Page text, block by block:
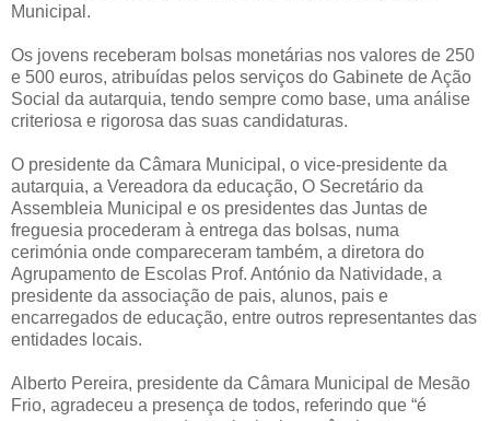
Municipal.
Os jovens receberam bolsas monetárias nos valores de 250
e 500 euros, atribuídas pelos serviços do Gabinete de Ação
Social da autarquia, tendo sempre como base, uma análise
criteriosa e rigorosa das suas candidaturas.
O presidente da Câmara Municipal, o vice-presidente da
autarquia, a Vereadora da educação, O Secretário da
Assembleia Municipal e os presidentes das Juntas de
freguesia procederam à entrega das bolsas, numa
cerimónia onde compareceram também, a diretora do
Agrupamento de Escolas Prof. António da Natividade, a
presidente da associação de pais, alunos, pais e
encarregados de educação, entre outros representantes das
entidades locais.
Alberto Pereira, presidente da Câmara Municipal de Mesão
Frio, agradeceu a presença de todos, referindo que “é